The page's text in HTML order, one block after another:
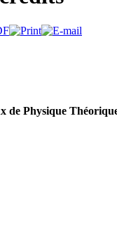
de Physique